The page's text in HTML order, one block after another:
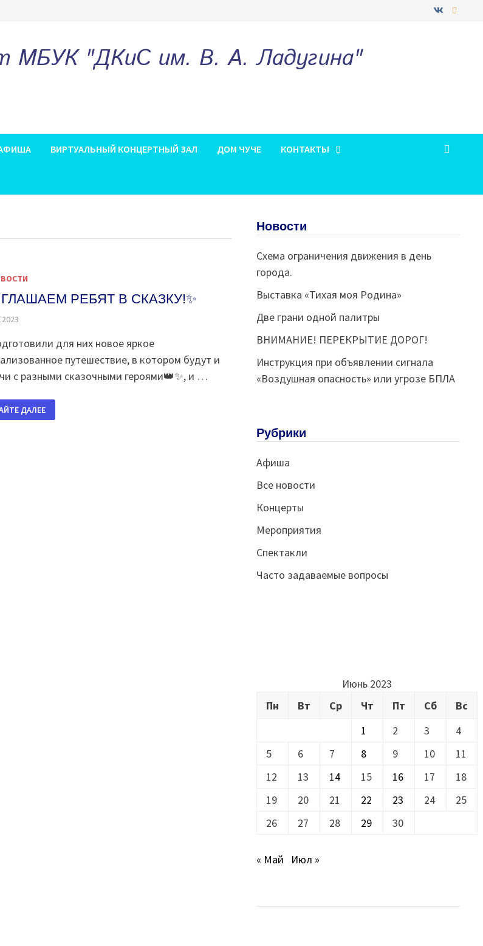
МБУК "ДКиС им. В. А. Ладугина"
ВИРТУАЛЬНЫЙ КОНЦЕРТНЫЙ ЗАЛ ДОМ ЧУЧЕ КОНТАКТЫ
РЕБЯТ В СКАЗКУ!✨
для них новое яркое
путешествие, в котором будут и
с разными сказочными героями👑✨, и …
ДАЛЕЕ
Новости
Схема ограничения движения в день
города.
Выставка «Тихая моя Родина»
Две грани одной палитры
ВНИМАНИЕ! ПЕРЕКРЫТИЕ ДОРОГ!
Инструкция при объявлении сигнала
«Воздушная опасность» или угрозе БПЛА
Рубрики
Афиша
Все новости
Концерты
Мероприятия
Спектакли
Часто задаваемые вопросы
Июнь 2023
Пн
Вт Ср Чт Пт Сб
Вс
1
2 3
4
5
6 7 8 9 10
11
12
13 14 15 16 17
18
19
20 21 22 23 24
25
26
27 28 29 30
« Май Июл »